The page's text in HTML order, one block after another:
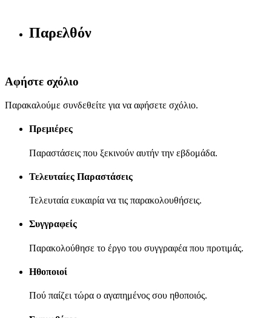
Παρελθόν
Αφήστε σχόλιο
Παρακαλούμε συνδεθείτε για να αφήσετε σχόλιο.
Πρεμιέρες
Παραστάσεις που ξεκινούν αυτήν την εβδομάδα.
Τελευταίες Παραστάσεις
Τελευταία ευκαιρία να τις παρακολουθήσεις.
Συγγραφείς
Παρακολούθησε το έργο του συγγραφέα που προτιμάς.
Ηθοποιοί
Πού παίζει τώρα ο αγαπημένος σου ηθοποιός.